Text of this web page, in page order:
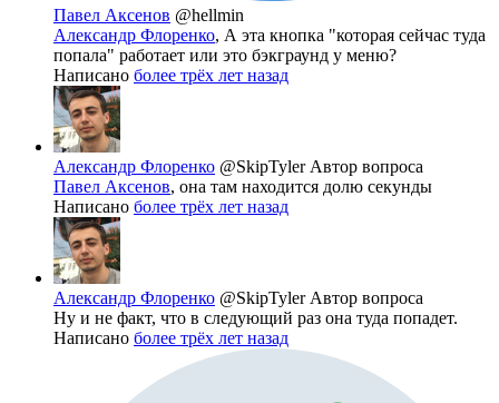
Павел Аксенов @hellmin
Александр Флоренко, А эта кнопка "которая сейчас туда
попала" работает или это бэкграунд у меню?
Написано более трёх лет назад
Александр Флоренко @SkipTyler Автор вопроса
Павел Аксенов, она там находится долю секунды
Написано более трёх лет назад
Александр Флоренко @SkipTyler Автор вопроса
Ну и не факт, что в следующий раз она туда попадет.
Написано более трёх лет назад